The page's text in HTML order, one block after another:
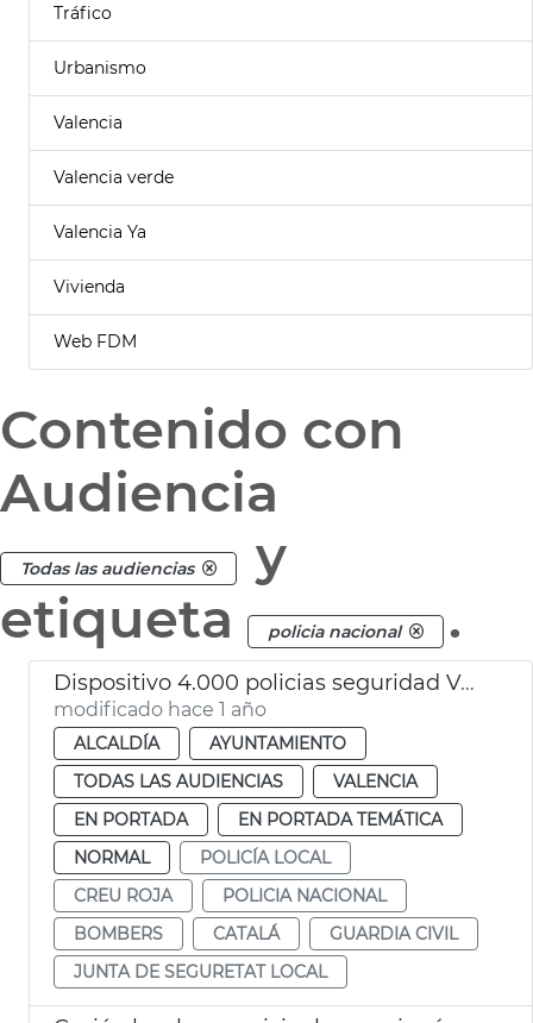
Tráfico
Urbanismo
Valencia
Valencia verde
Valencia Ya
Vivienda
Web FDM
Contenido con
Audiencia
Todas las audiencias
y
etiqueta
policia nacional .
Dispositivo 4.000 policias seguridad València en Navidad
modificado hace 1 año
ALCALDÍA
AYUNTAMIENTO
TODAS LAS AUDIENCIAS
VALENCIA
EN PORTADA
EN PORTADA TEMÁTICA
NORMAL
POLICÍA LOCAL
CREU ROJA
POLICIA NACIONAL
BOMBERS
CATALÁ
GUARDIA CIVIL
JUNTA DE SEGURETAT LOCAL